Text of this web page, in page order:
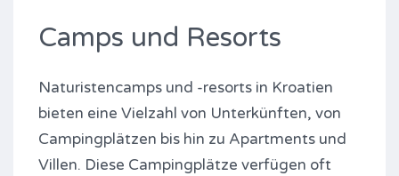
Camps und Resorts
Naturistencamps und -resorts in Kroatien
bieten eine Vielzahl von Unterkünften, von
Campingplätzen bis hin zu Apartments und
Villen. Diese Campingplätze verfügen oft